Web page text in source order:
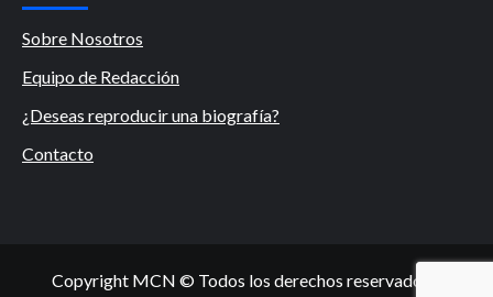
Sobre Nosotros
Equipo de Redacción
¿Deseas reproducir una biografía?
Contacto
Copyright MCN © Todos los derechos reservados.